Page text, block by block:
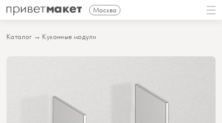
Москва
Каталог → Кухонные модули